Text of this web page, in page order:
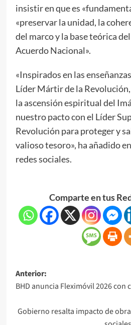
insistir en que es
«preservar la unidad, la
del marco y la base teórica
Acuerdo Nacional».
«Inspirados en las
Líder Mártir de la
la ascensión espiritual del
nuestro pacto con el Líder
Revolución para proteger y
valioso tesoro», ha añadido
redes sociales.
Comparte en tus
Anterior:
BHD anuncia Fleximóvil 2026 con
Gobierno resalta impacto de